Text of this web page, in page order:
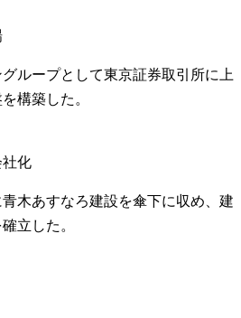
ループとして東京証券取引所に上
構築した。
化
木あすなろ建設を傘下に収め、建
立した。